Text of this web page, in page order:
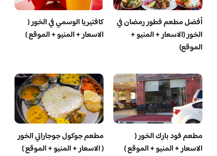
أفضل مطعم فطور رمضان في
الخور (الاسعار + المنيو +
الموقع)
كافتيريا الوسمي في الخور (
الاسعار + المنيو + الموقع )
مطعم فود بارك الخور (
الاسعار + المنيو + الموقع )
مطعم جوكول جوجاراتي الخور
( الاسعار + المنيو + الموقع )